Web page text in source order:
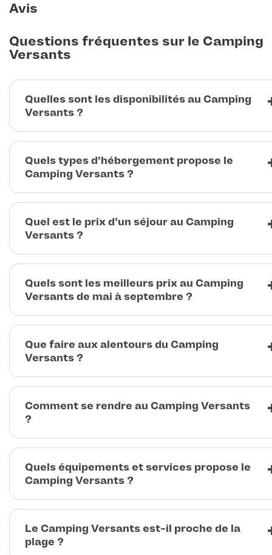
Avis
Questions fréquentes sur le Camping
Versants
Quelles sont les disponibilités au Camping
Versants ?
Quels types d'hébergement propose le
Camping Versants ?
Quel est le prix d'un séjour au Camping
Versants ?
Quels sont les meilleurs prix au Camping
Versants de mai à septembre ?
Que faire aux alentours du Camping
Versants ?
Comment se rendre au Camping Versants
?
Quels équipements et services propose le
Camping Versants ?
Le Camping Versants est-il proche de la
plage ?